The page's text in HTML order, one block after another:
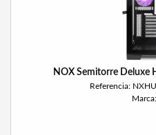
NOX Semitorre Deluxe
Referencia: